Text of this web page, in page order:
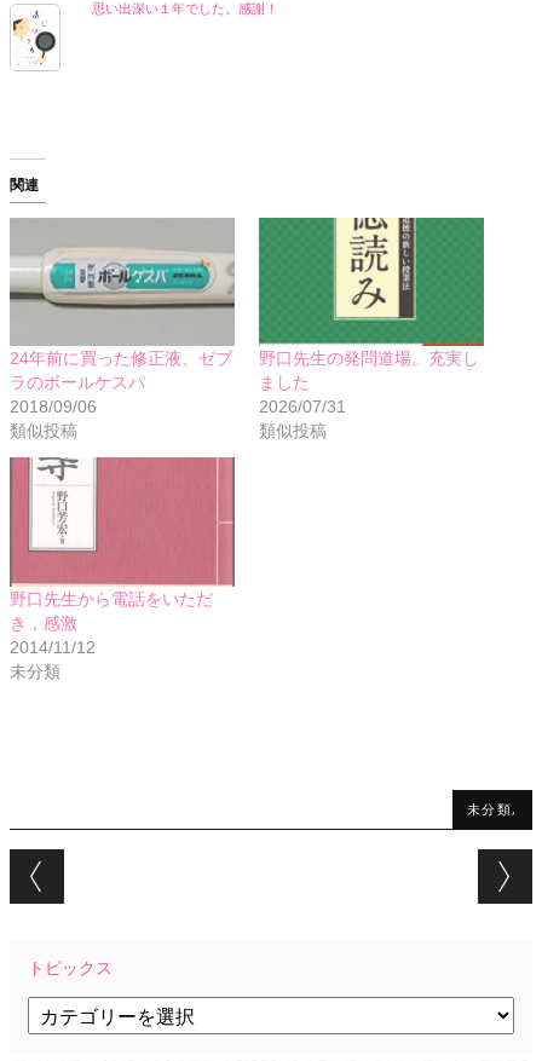
思い出深い１年でした。感謝！
関連
24年前に買った修正液、ゼブ
ラのボールケスパ
2018/09/06
類似投稿
野口先生の発問道場。充実し
ました
2026/07/31
類似投稿
野口先生から電話をいただ
き，感激
2014/11/12
未分類
未分類,
Post navigation
トピックス